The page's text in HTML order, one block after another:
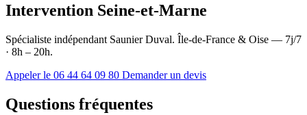
Intervention Seine-et-Marne
Spécialiste indépendant Saunier Duval. Île-de-France & Oise — 7j/7
· 8h – 20h.
Appeler le 06 44 64 09 80 Demander un devis
Questions fréquentes